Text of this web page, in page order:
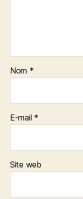
Nom *
E-mail *
Site web